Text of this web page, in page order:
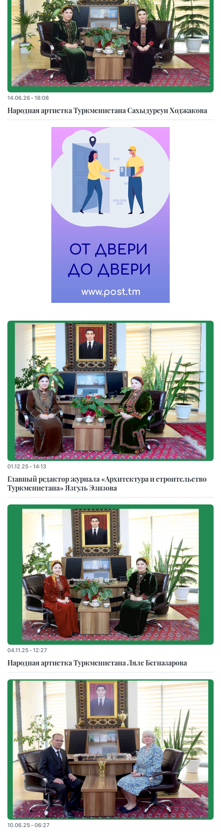
14.06.26 - 18:08
Народная артистка Туркменистана Сахыдурсун Ходжакова
01.12.25 - 14:13
Главный редактор журнала «Архитектура и строительство
Туркменистана» Язгуль Эзизова
04.11.25 - 12:27
Народная артистка Туркменистана Ляле Бегназарова
10.06.25 - 06:27